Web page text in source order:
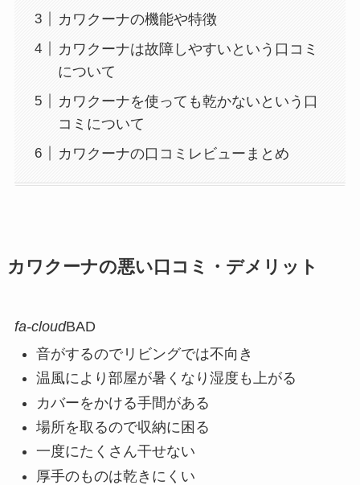
カワクーナの機能や特徴
カワクーナは故障しやすいという口コミ
について
カワクーナを使っても乾かないという口
コミについて
カワクーナの口コミレビューまとめ
カワクーナの悪い口コミ・デメリット
fa-cloudBAD
音がするのでリビングでは不向き
温風により部屋が暑くなり湿度も上がる
カバーをかける手間がある
場所を取るので収納に困る
一度にたくさん干せない
厚手のものは乾きにくい